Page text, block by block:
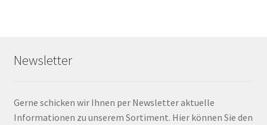
Newsletter
Gerne schicken wir Ihnen per Newsletter aktuelle
Informationen zu unserem Sortiment. Hier können Sie den